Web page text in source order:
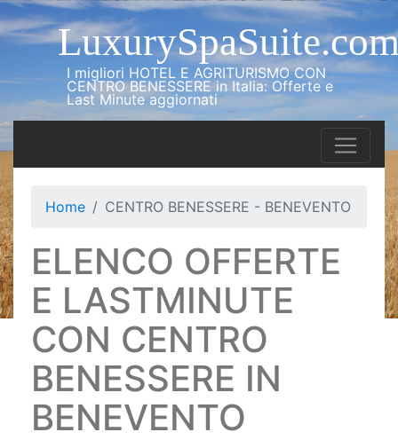
I migliori HOTEL E AGRITURISMO CON
CENTRO BENESSERE in Italia: Offerte e
Last Minute aggiornati
Home CENTRO BENESSERE - BENEVENTO
ELENCO OFFERTE
E LASTMINUTE
CON CENTRO
BENESSERE IN
BENEVENTO